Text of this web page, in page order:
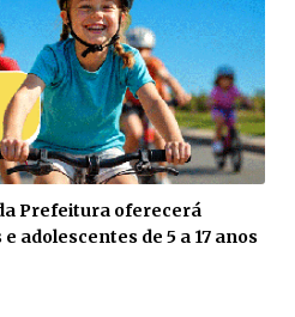
Prefeitura oferecerá
adolescentes de 5 a 17 anos